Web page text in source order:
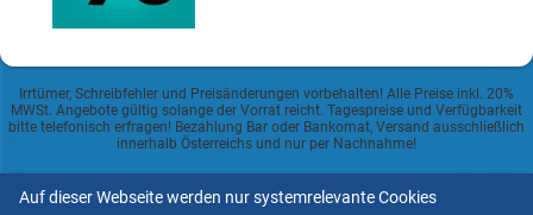
Irrtümer, Schreibfehler und Preisänderungen vorbehalten! Alle Preise inkl. 20%
MWSt. Angebote gültig solange der Vorrat reicht. Tagespreise und Verfügbarkeit
bitte telefonisch erfragen! Bezahlung Bar oder Bankomat, Versand ausschließlich
innerhalb Österreichs und nur per Nachnahme!
Datenschutzerklärung
Auf dieser Webseite werden nur systemrelevante Cookies